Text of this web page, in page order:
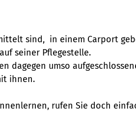
sind, in einem Carport
seiner Pflegestelle.
dagegen umso
ihnen.
rufen Sie doch